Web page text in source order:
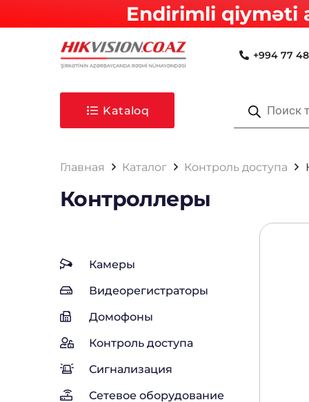
Endirimli qiyməti
+994 77
Kataloq
товаров
Главная Каталог Контроль доступа
Контроллеры
Камеры
Видеорегистраторы
Домофоны
Контроль доступа
Сигнализация
Сетевое оборудование